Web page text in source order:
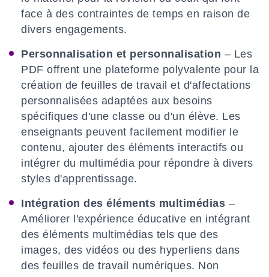
face à des contraintes de temps en raison de
divers engagements.
Personnalisation et personnalisation – Les
PDF offrent une plateforme polyvalente pour la
création de feuilles de travail et d'affectations
personnalisées adaptées aux besoins
spécifiques d'une classe ou d'un élève. Les
enseignants peuvent facilement modifier le
contenu, ajouter des éléments interactifs ou
intégrer du multimédia pour répondre à divers
styles d'apprentissage.
Intégration des éléments multimédias –
Améliorer l'expérience éducative en intégrant
des éléments multimédias tels que des
images, des vidéos ou des hyperliens dans
des feuilles de travail numériques. Non